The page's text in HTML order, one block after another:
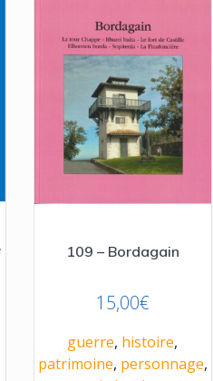
109 – Bordagain
15,00€
guerre, histoire,
patrimoine, personnage,